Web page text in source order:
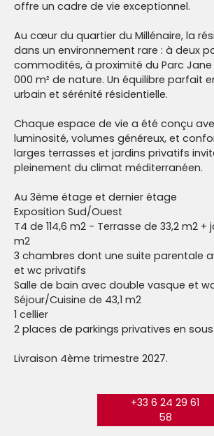
offre un cadre de vie exceptionnel.
Au cœur du quartier du Millénaire, la
dans un environnement rare : à deux
commodités, à proximité du Parc Jane
000 m² de nature. Un équilibre parfait
urbain et sérénité résidentielle.
Chaque espace de vie a été conçu
luminosité, volumes généreux, et
larges terrasses et jardins privatifs
pleinement du climat méditerranéen.
Au 3ème étage et dernier étage
Exposition Sud/Ouest
T4 de 114,6 m2 - Terrasse de 33,2 m2 +
m2
3 chambres dont une suite parentale
et wc privatifs
Salle de bain avec double vasque et
Séjour/Cuisine de 43,1 m2
1 cellier
2 places de parkings privatives en
Livraison 4ème trimestre 2027.
+33 6 24 29 61
58